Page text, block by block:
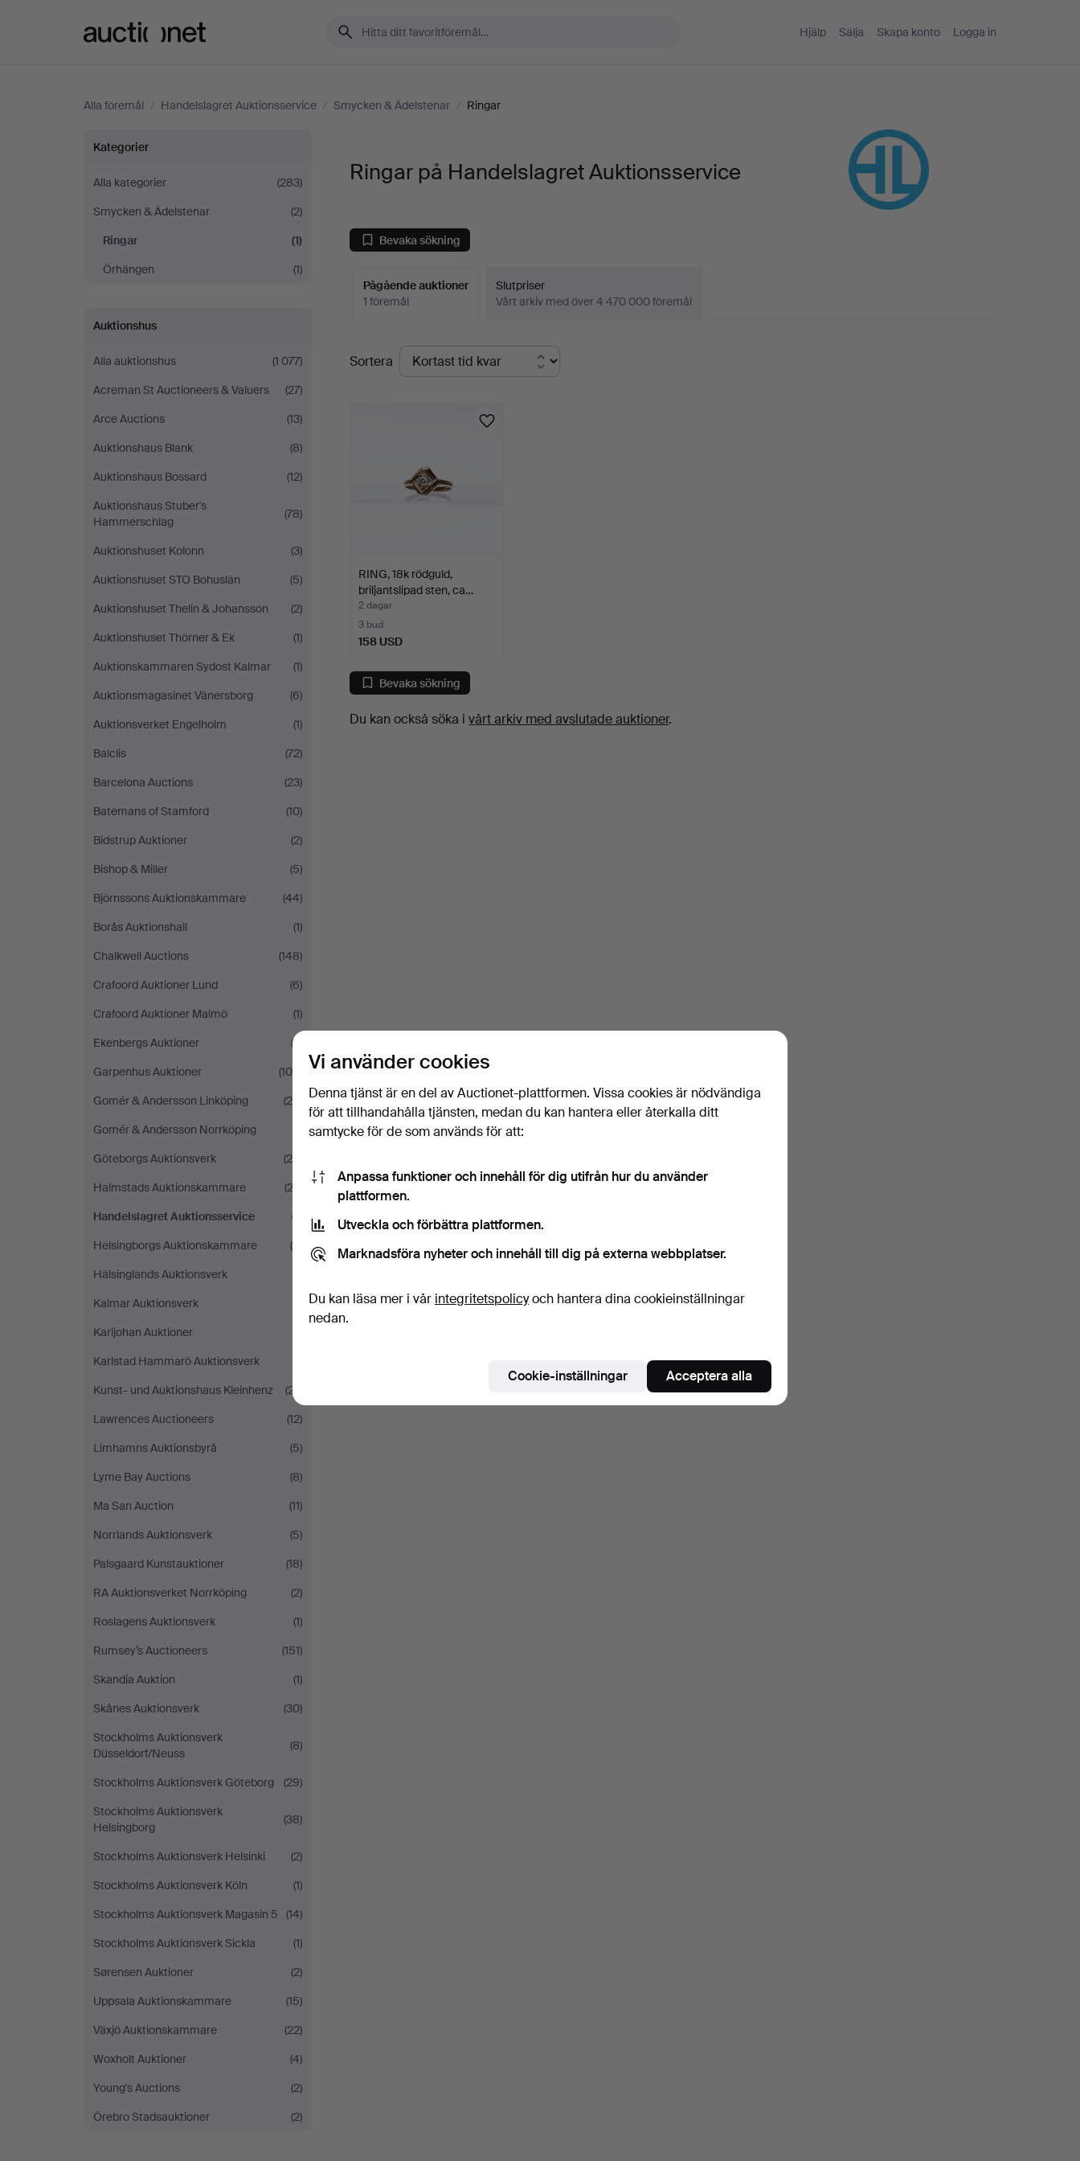
Hjälp Sälja Skapa konto Logga in
Alla föremål / Handelslagret Auktionsservice / Smycken & Ädelstenar / Ringar
Ringar
på
Handelslagret
Auktionsservice
Kategorier
Alla kategorier
(283)
Smycken & Ädelstenar
(2)
Ringar
(1)
Örhängen
(1)
Auktionshus
Alla auktionshus
(1 077)
Acreman St Auctioneers & Valuers
(27)
Arce Auctions
(13)
Auktionshaus Blank
(8)
Auktionshaus Bossard
(12)
Auktionshaus Stuber's
Hammerschlag
(78)
Auktionshuset Kolonn
(3)
Auktionshuset STO Bohuslän
(5)
Auktionshuset Thelin & Johansson
(2)
Auktionshuset Thörner & Ek
(1)
Auktionskammaren Sydost Kalmar
(1)
Auktionsmagasinet Vänersborg
(6)
Auktionsverket Engelholm
(1)
Balclis
(72)
Barcelona Auctions
(23)
Batemans of Stamford
(10)
Bidstrup Auktioner
(2)
Bishop & Miller
(5)
Björnssons Auktionskammare
(44)
Borås Auktionshall
(1)
Chalkwell Auctions
(148)
Crafoord Auktioner Lund
(6)
Crafoord Auktioner Malmö
(1)
Ekenbergs Auktioner
(2)
Garpenhus Auktioner
(106)
Gomér & Andersson Linköping
(26)
Gomér & Andersson Norrköping
Göteborgs Auktionsverk
(25)
Halmstads Auktionskammare
(23)
Handelslagret Auktionsservice
(1)
Helsingborgs Auktionskammare
(9)
Hälsinglands Auktionsverk
Kalmar Auktionsverk
Karljohan Auktioner
Karlstad Hammarö Auktionsverk
Kunst- und Auktionshaus Kleinhenz
(27)
Lawrences Auctioneers
(12)
Limhamns Auktionsbyrå
(5)
Lyme Bay Auctions
(8)
Ma San Auction
(11)
Norrlands Auktionsverk
(5)
Palsgaard Kunstauktioner
(18)
RA Auktionsverket Norrköping
(2)
Roslagens Auktionsverk
(1)
Rumsey’s Auctioneers
(151)
Skandia Auktion
(1)
Skånes Auktionsverk
(30)
Stockholms Auktionsverk
Düsseldorf/Neuss
(8)
Stockholms Auktionsverk Göteborg
(29)
Stockholms Auktionsverk
Helsingborg
(38)
Stockholms Auktionsverk Helsinki
(2)
Stockholms Auktionsverk Köln
(1)
Stockholms Auktionsverk Magasin 5
(14)
Stockholms Auktionsverk Sickla
(1)
Sørensen Auktioner
(2)
Uppsala Auktionskammare
(15)
Växjö Auktionskammare
(22)
Woxholt Auktioner
(4)
Young's Auctions
(2)
Örebro Stadsauktioner
(2)
Ringar på Handelslagret Auktionsservice
Bevaka sökning
Pågående auktioner
1 föremål
Slutpriser
Vårt arkiv med över 4 470 000 föremål
Pågående
auktioner
Sortera
RING, 18k rödguld,
briljantslipad sten, ca…
2 dagar
3 bud
158 USD
Bevaka sökning
Du kan också söka ivårt arkiv med avslutade auktioner.
Vi använder cookies
Denna tjänst är en del av Auctionet-plattformen. Vissa cookies är nödvändiga
för att tillhandahålla tjänsten, medan du kan hantera eller återkalla ditt
samtycke för de som används för att:
Anpassa funktioner och innehåll för dig utifrån hur du använder
plattformen.
Utveckla och förbättra plattformen.
Marknadsföra nyheter och innehåll till dig på externa webbplatser.
Du kan läsa mer i vår integritetspolicyoch hantera dina cookieinställningar
nedan.
Cookie-inställningar Acceptera alla